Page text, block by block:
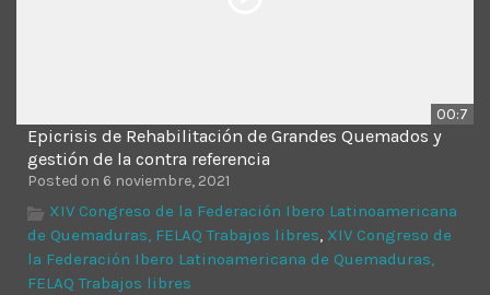
00:7
Epicrisis de Rehabilitación de Grandes Quemados y
gestión de la contra referencia
Posted on 6 noviembre, 2021
XIV Congreso de la Federación Ibero Latinoamericana
de Quemaduras, FELAQ Trabajos libres, XIV Congreso de
la Federación Ibero Latinoamericana de Quemaduras,
FELAQ Trabajos libres